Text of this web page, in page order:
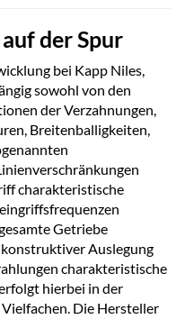
der Spur
bei Kapp Niles,
sowohl von den
der Verzahnungen,
Breitenballigkeiten,
charakteristische
Getriebe
Auslegung
charakteristische
hierbei in der
Die Hersteller